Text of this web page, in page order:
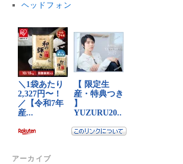
ヘッドフォン
アーカイブ